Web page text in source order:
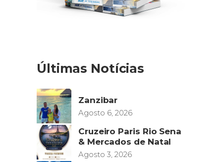
Últimas Notícias
Zanzibar
Agosto 6, 2026
Cruzeiro Paris Rio Sena
& Mercados de Natal
Agosto 3, 2026